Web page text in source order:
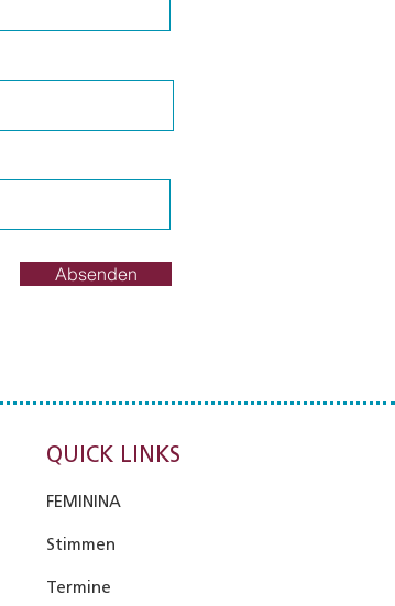
Absenden
QUICK LINKS
FEMININA
Stimmen
Termine